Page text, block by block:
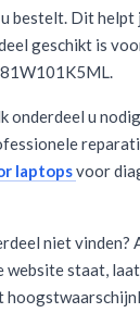
bestelt. Dit helpt
geschikt is
onderdeel u
laptopsvoor
niet vinden?
staat,